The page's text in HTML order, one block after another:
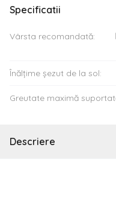
Specificatii
Vârsta recomandată:
Înălțime șezut de la sol:
Greutate maximă
Descriere